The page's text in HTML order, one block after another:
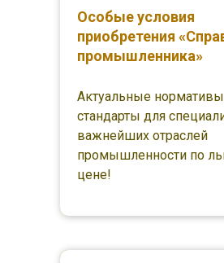
Актуальные
стандарты для
важнейших отраслей
промышленности по
цене!
Особые условия
приобретения
промышленника»